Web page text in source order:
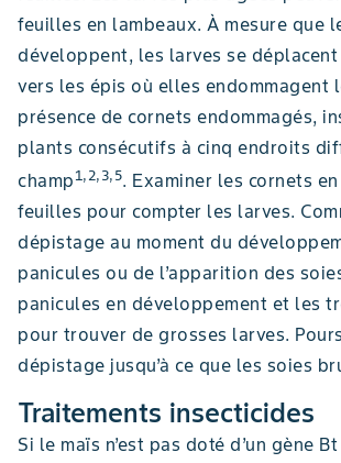
feuilles en lambeaux. À mesure que
développent, les larves se
vers les épis où elles endommagent
présence de cornets endommagés,
plants consécutifs à cinq endroits
champ1,2,3,5. Examiner les cornets
feuilles pour compter les larves.
dépistage au moment du
panicules ou de l’apparition des
panicules en développement et les
pour trouver de grosses larves.
dépistage jusqu’à ce que les soies
Traitements insecticides
Si le maïs n’est pas doté d’un gène